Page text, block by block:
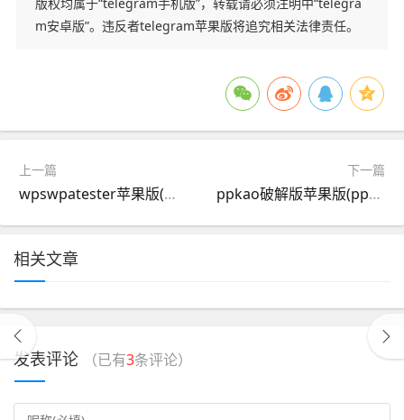
版权均属于“telegram手机版”，转载请必须注明中“telegra
m安卓版”。违反者telegram苹果版将追究相关法律责任。
上一篇
wpswpatester苹果版(wpswpatester下载中文版)
下一篇
ppkao破解版苹果版(ppkpios破解无限钻石版)
相关文章
发表评论 （已有3条评论）